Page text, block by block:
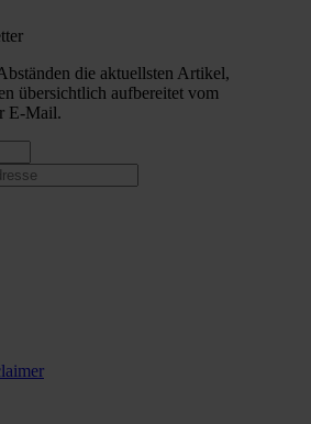
die aktuellsten Artikel,
übersichtlich aufbereitet vom
E-Mail.